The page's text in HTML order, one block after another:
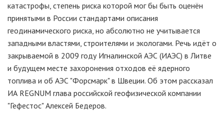
катастрофы, степень риска которой мог бы быть оценён
принятыми в России стандартами описания
геодинамического риска, но абсолютно не учитывается
западными властями, строителями и экологами. Речь идёт о
закрываемой в 2009 году Игналинской АЭС (ИАЭС) в Литве
и будущем месте захоронения отходов её ядерного
топлива и об АЭС "Форсмарк" в Швеции. Об этом рассказал
ИА REGNUM глава российской геофизической компании
"Гефестос" Алексей Бедеров.